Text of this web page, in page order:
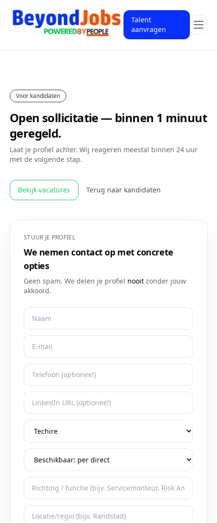
Talent
aanvragen
Voor kandidaten
Open sollicitatie — binnen 1 minuut
geregeld.
Laat je profiel achter. Wij reageren meestal binnen 24 uur
met de volgende stap.
Bekijk vacatures Terug naar kandidaten
STUUR JE PROFIEL
We nemen contact op met concrete
opties
Geen spam. We delen je profiel nooit zonder jouw
akkoord.